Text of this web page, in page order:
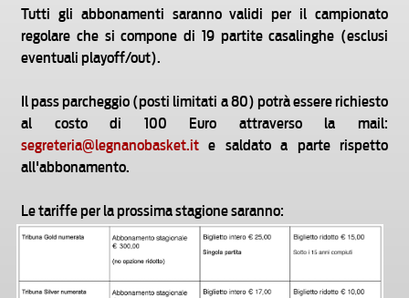
Tutti gli abbonamenti saranno validi per il campionato
regolare che si compone di 19 partite casalinghe (esclusi
eventuali playoff/out).
Il pass parcheggio (posti limitati a 80) potrà essere richiesto
al costo di 100 Euro attraverso la mail:
segreteria@legnanobasket.it e saldato a parte rispetto
all'abbonamento.
Le tariffe per la prossima stagione saranno: